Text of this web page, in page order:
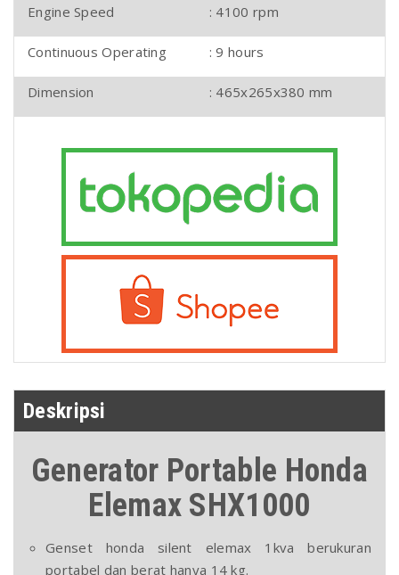
Engine Speed : 4100 rpm
Continuous Operating : 9 hours
Dimension : 465x265x380 mm
Deskripsi
Generator Portable Honda
Elemax SHX1000
Genset honda silent elemax 1kva berukuran
portabel dan berat hanya 14 kg.